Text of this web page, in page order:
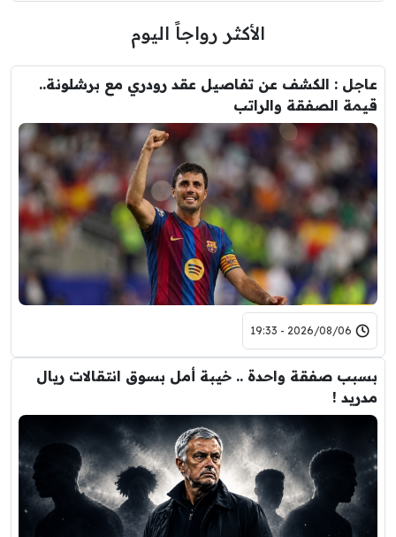
الأكثر رواجاً اليوم
عاجل : الكشف عن تفاصيل عقد رودري مع برشلونة..
قيمة الصفقة والراتب
2026/08/06 - 19:33
بسبب صفقة واحدة .. خيبة أمل بسوق انتقالات ريال
مدريد !